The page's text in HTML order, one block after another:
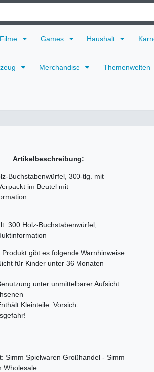
Filme Games Haushalt
Merchandise Themenwelten
Artikelbeschreibung:
Buchstabenwürfel, 300-tlg. mit
im Beutel mit
300 Holz-Buchstabenwürfel,
Produkt gibt es folgende Warnhinweise:
für Kinder unter 36 Monaten
unter unmittelbarer Aufsicht
Kleinteile. Vorsicht
Simm Spielwaren Großhandel - Simm
Wholesale